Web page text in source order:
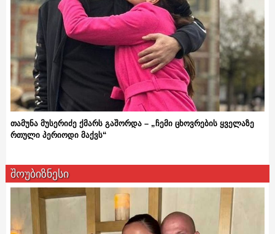
თამუნა მუსერიძე ქმარს გაშორდა – „ჩემი ცხოვრების ყველაზე
რთული პერიოდი მაქვს“
შოუბიზნესი